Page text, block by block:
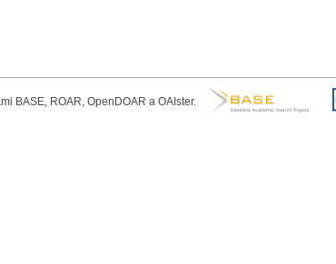
BASE, ROAR, OpenDOAR a OAIster.